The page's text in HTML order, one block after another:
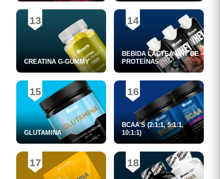
13
CREATINA G-GUMMY
14
BEBIDA LÁCTEA UHT DE
PROTEÍNAS
15
GLUTAMINA
16
BCAA'S (2:1:1, 5:1:1,
10:1:1)
17 18